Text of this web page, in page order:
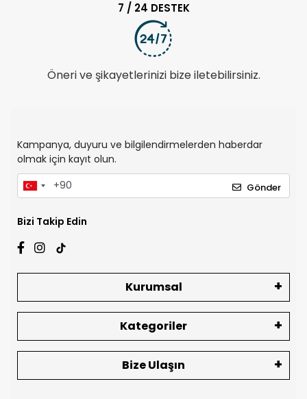
7 / 24 DESTEK
Öneri ve şikayetlerinizi bize iletebilirsiniz.
Kampanya, duyuru ve bilgilendirmelerden haberdar
olmak için kayıt olun.
Gönder
Bizi Takip Edin
Kurumsal
Kategoriler
Bize Ulaşın